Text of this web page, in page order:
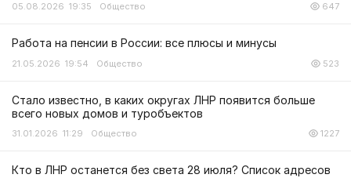
05.08.2026 19:35 Общество 647
Работа на пенсии в России: все плюсы и минусы
21.05.2026 19:54 Общество 523
Стало известно, в каких округах ЛНР появится больше
всего новых домов и туробъектов
31.01.2026 11:29 Общество 1227
Кто в ЛНР останется без света 28 июля? Список адресов